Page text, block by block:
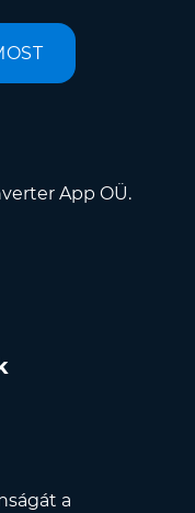
App OÜ.
a